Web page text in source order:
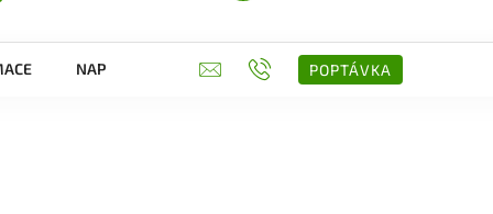
NAPIŠTE NÁM KONTAKTY POPTÁVKA